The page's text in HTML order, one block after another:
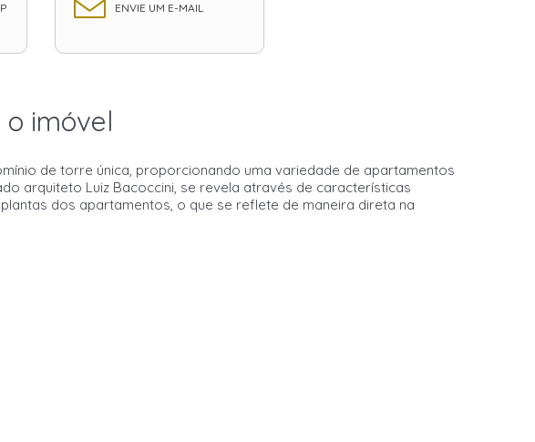
ENVIE UM E-MAIL
o imóvel
de torre única, proporcionando uma variedade de apartamentos
arquiteto Luiz Bacoccini, se revela através de características
dos apartamentos, o que se reflete de maneira direta na